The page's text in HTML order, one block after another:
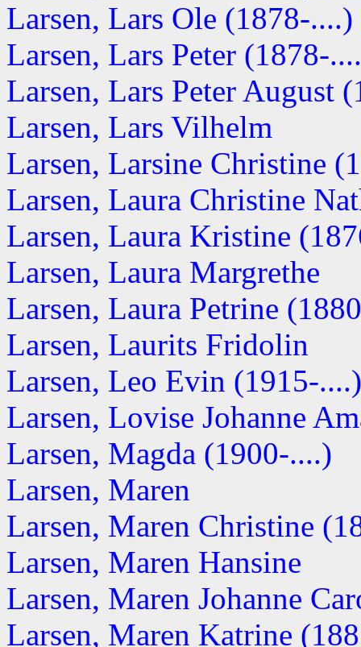
Larsen, Lars Ole (1878-....)
Larsen, Lars Peter (1878-
Larsen, Lars Peter August
Larsen, Lars Vilhelm
Larsen, Larsine Christine
Larsen, Laura Christine
Larsen, Laura Kristine
Larsen, Laura Margrethe
Larsen, Laura Petrine
Larsen, Laurits Fridolin
Larsen, Leo Evin (1915-....)
Larsen, Lovise Johanne
Larsen, Magda (1900-....)
Larsen, Maren
Larsen, Maren Christine
Larsen, Maren Hansine
Larsen, Maren Johanne
Larsen, Maren Katrine